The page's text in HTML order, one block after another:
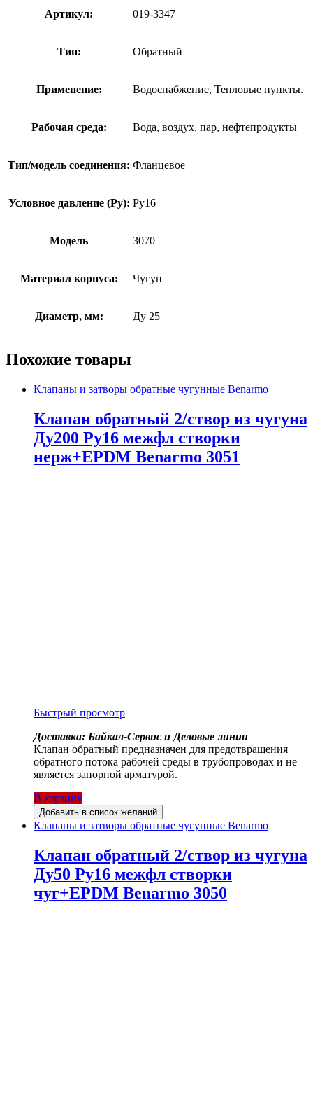
Артикул: 019-3347
Тип: Обратный
Применение: Водоснабжение, Тепловые пункты.
Рабочая среда: Вода, воздух, пар, нефтепродукты
Тип/модель соединения: Фланцевое
Условное давление (Ру): Ру16
Модель 3070
Материал корпуса: Чугун
Диаметр, мм: Ду 25
Похожие товары
Клапаны и затворы обратные чугунные Benarmo
Клапан обратный 2/створ из чугуна
Ду200 Ру16 межфл створки
нерж+EPDM Benarmo 3051
Быстрый просмотр
Доставка: Байкал-Сервис и Деловые линии
Клапан обратный предназначен для предотвращения
обратного потока рабочей среды в трубопроводах и не
является запорной арматурой.
В корзину
Добавить в список желаний
Клапаны и затворы обратные чугунные Benarmo
Клапан обратный 2/створ из чугуна
Ду50 Ру16 межфл створки
чуг+EPDM Benarmo 3050